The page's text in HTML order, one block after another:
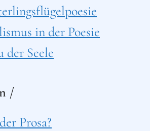
in der Poesie
der Seele
/
Prosa?